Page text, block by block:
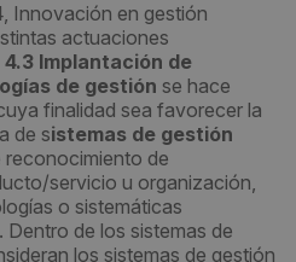
Innovación en gestión
actuaciones
4.3 Implantación de
de gestión se hace
finalidad sea favorecer la
de sistemas de gestión
reconocimiento de
servicio u organización,
o sistemáticas
. Dentro de los sistemas de
los sistemas de gestión